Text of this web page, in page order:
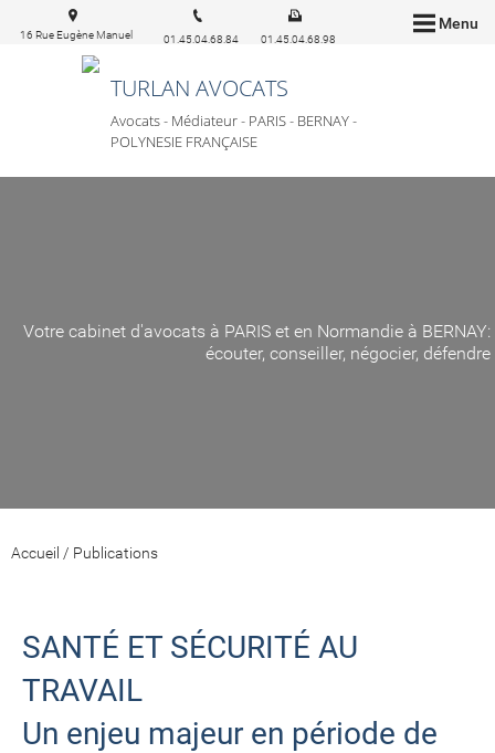
Menu
TURLAN AVOCATS
Avocats - Médiateur - PARIS - BERNAY -
POLYNESIE FRANÇAISE
16 Rue Eugène Manuel
01.45.04.68.84 01.45.04.68.98
Votre cabinet d'avocats à PARIS et en Normandie à BERNAY:
écouter, conseiller, négocier, défendre
Accueil / Publications
SANTÉ ET SÉCURITÉ AU
TRAVAIL
Un enjeu majeur en période de